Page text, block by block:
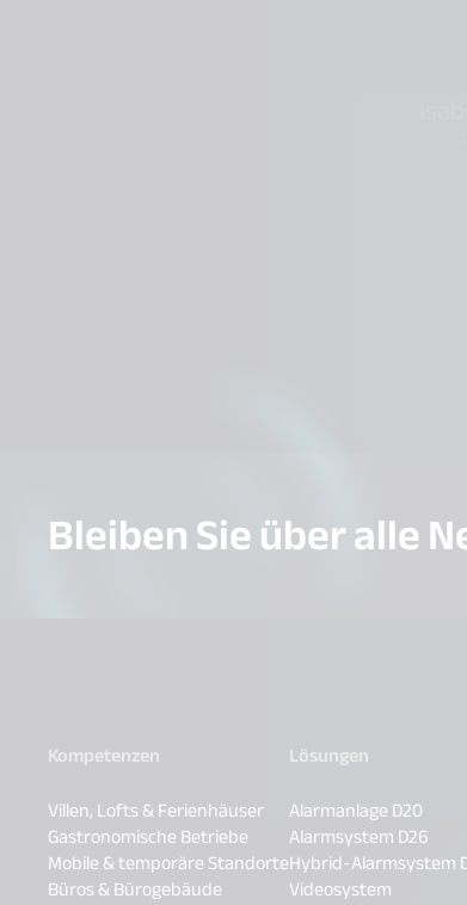
Bleiben Sie über alle
Kompetenzen
Villen, Lofts & Ferienhäuser
Gastronomische Betriebe
Mobile & temporäre Standorte
Büros & Bürogebäude
Lösungen
Alarmanlage D20
Alarmsystem D26
Hybrid-Alarmsystem
Videosystem